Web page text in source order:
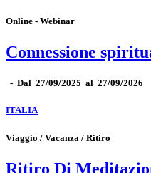
Online - Webinar
Connessione
- Dal 27/09/2025 al 27/09/2026
ITALIA
Viaggio / Vacanza / Ritiro
Ritiro Di